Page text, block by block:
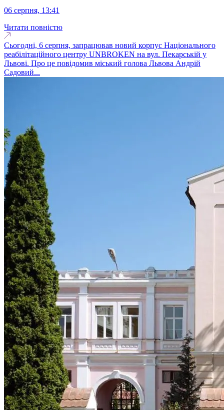
06 серпня, 13:41
Читати повністю
Сьогодні, 6 серпня, запрацював новий корпус Національного
реабілітаційного центру UNBROKEN на вул. Пекарській у
Львові. Про це повідомив міський голова Львова Андрій
Садовий...